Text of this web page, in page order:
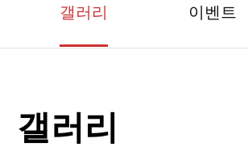
갤러리 이벤트
갤러리